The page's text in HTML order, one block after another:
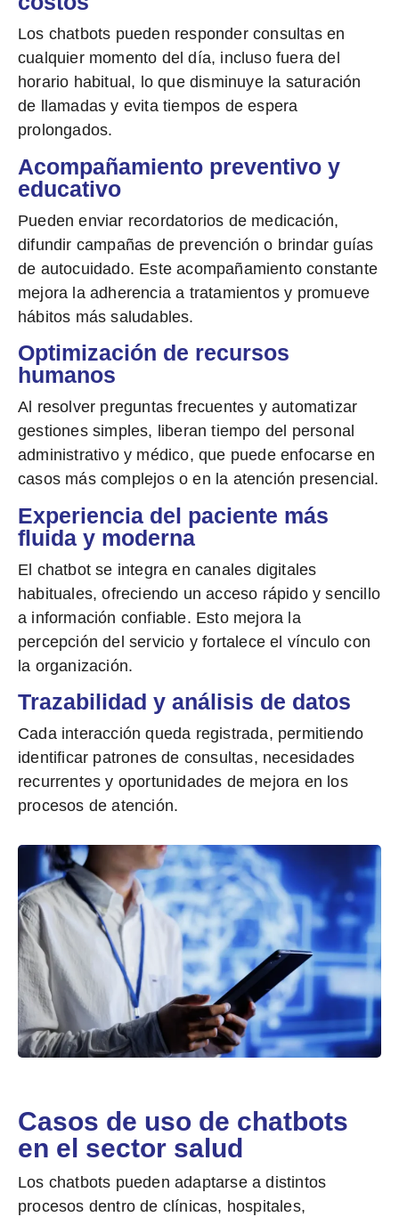
Los chatbots pueden responder consultas en
cualquier momento del día, incluso fuera del
horario habitual, lo que disminuye la saturación
de llamadas y evita tiempos de espera
prolongados.
Acompañamiento preventivo y
educativo
Pueden enviar recordatorios de medicación,
difundir campañas de prevención o brindar guías
de autocuidado. Este acompañamiento constante
mejora la adherencia a tratamientos y promueve
hábitos más saludables.
Optimización de recursos
humanos
Al resolver preguntas frecuentes y automatizar
gestiones simples, liberan tiempo del personal
administrativo y médico, que puede enfocarse en
casos más complejos o en la atención presencial.
Experiencia del paciente más
fluida y moderna
El chatbot se integra en canales digitales
habituales, ofreciendo un acceso rápido y sencillo
a información confiable. Esto mejora la
percepción del servicio y fortalece el vínculo con
la organización.
Trazabilidad y análisis de datos
Cada interacción queda registrada, permitiendo
identificar patrones de consultas, necesidades
recurrentes y oportunidades de mejora en los
procesos de atención.
Casos de uso de chatbots
en el sector salud
Los chatbots pueden adaptarse a distintos
procesos dentro de clínicas, hospitales,